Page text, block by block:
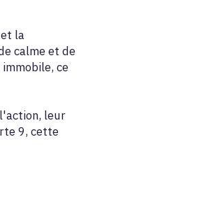
la
calme et de
ce
leur
9, cette